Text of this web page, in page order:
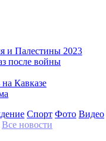
и Палестины 2023
после войны
Кавказе
Спорт Фото Видео
Все новости